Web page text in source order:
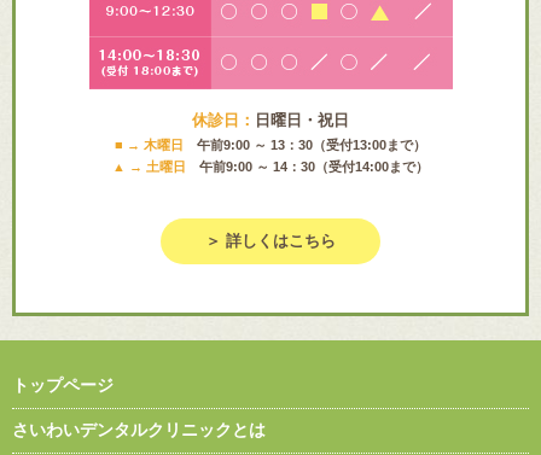
休診日： 日曜日・祝日
■ → 木曜日
午前9:00 ～ 13：30（受付13:00まで）
▲ → 土曜日
午前9:00 ～ 14：30（受付14:00まで）
＞ 詳しくはこちら
トップページ
さいわいデンタルクリニックとは